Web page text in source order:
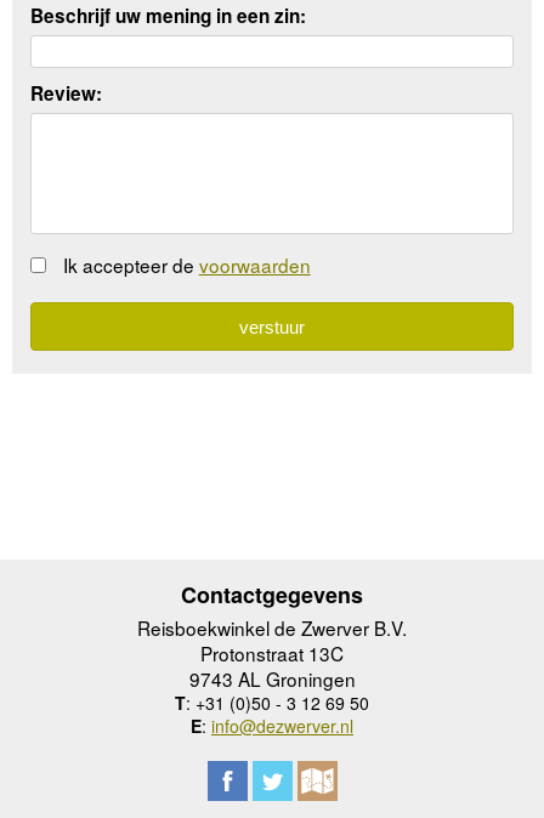
Beschrijf uw mening in een zin:
Review:
Ik accepteer de voorwaarden
Contactgegevens
Reisboekwinkel de Zwerver B.V.
Protonstraat 13C
9743 AL Groningen
T: +31 (0)50 - 3 12 69 50
E: info@dezwerver.nl